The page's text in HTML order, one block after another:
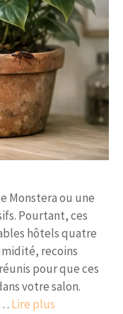
Monstera ou une
Pourtant, ces
hôtels quatre
recoins
pour que ces
votre salon.
Lire plus